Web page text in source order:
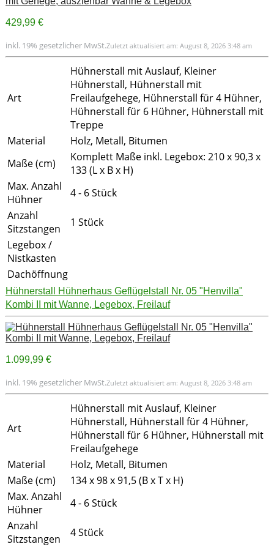
429,99 €
inkl. 19% gesetzlicher MwSt.Zuletzt aktualisiert am: August 8, 2026 3:48 am
Art
Hühnerstall mit Auslauf, Kleiner
Hühnerstall, Hühnerstall mit
Freilaufgehege, Hühnerstall für 4 Hühner,
Hühnerstall für 6 Hühner, Hühnerstall mit
Treppe
Material
Holz, Metall, Bitumen
Maße (cm)
Komplett Maße inkl. Legebox: 210 x 90,3 x
133 (L x B x H)
Max. Anzahl
Hühner
4 - 6 Stück
Anzahl
Sitzstangen
1 Stück
Legebox /
Nistkasten
Dachöffnung
Hühnerstall Hühnerhaus Geflügelstall Nr. 05 "Henvilla"
Kombi II mit Wanne, Legebox, Freilauf
1.099,99 €
inkl. 19% gesetzlicher MwSt.Zuletzt aktualisiert am: August 8, 2026 3:48 am
Art
Hühnerstall mit Auslauf, Kleiner
Hühnerstall, Hühnerstall für 4 Hühner,
Hühnerstall für 6 Hühner, Hühnerstall mit
Freilaufgehege
Material
Holz, Metall, Bitumen
Maße (cm)
134 x 98 x 91,5 (B x T x H)
Max. Anzahl
Hühner
4 - 6 Stück
Anzahl
Sitzstangen
4 Stück